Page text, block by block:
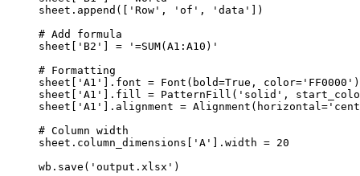
sheet.append([
'Row' , 'of' , 'data'
])
# Add formula
sheet[
'B2' = '=SUM(A1:A10)'
# Formatting
sheet[
'A1' ].font = Font( bold=True , color= 'FF0000' )
sheet[
'A1' ].fill = PatternFill( 'solid' ,
sheet[
'A1' ].alignment = Alignment( horizontal =
# Column width
sheet.column_dimensions[
'A' ].width = 20
wb.save( 'output.xlsx' )